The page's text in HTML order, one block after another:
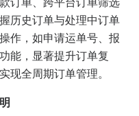
历史订单与处理中订单
作，如申请运单号、报
能，显著提升订单复
现全周期订单管理。